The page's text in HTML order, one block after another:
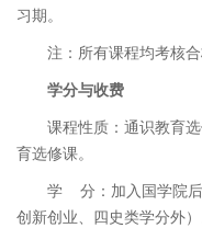
习期。
注：所有课程均考核
学分与收费
课程性质：通识教育
育选修课。
学 分：加入国学院后
创新创业、四史类学分外）